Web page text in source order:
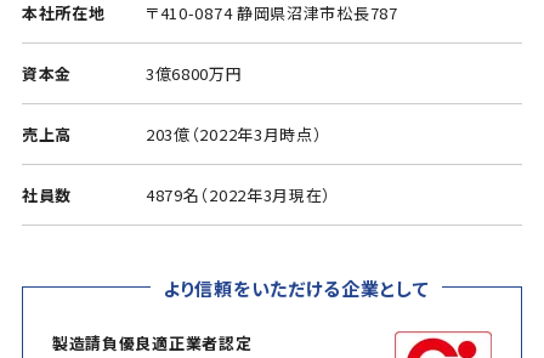
本社所在地 〒410-0874 静岡県沼津市松長787
資本金 3億6800万円
売上高 203億（2022年3月時点）
社員数 4879名（2022年3月現在）
より信頼をいただける企業として
製造請負優良適正業者認定